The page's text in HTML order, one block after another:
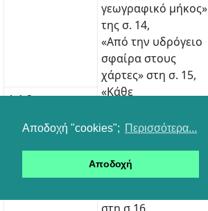
Αποδοχή "cookies"; Περισσότερα...
Αποδοχή
γεωγραφικό μήκος»
της σ. 14,
«Από την υδρόγειο
σφαίρα στους
χάρτες» στη σ. 15,
«Κάθε
προβολή έχει και…
15, 16 και
«Ας κάνουμε τους
Α.1.2.
τις
γεωγραφικές